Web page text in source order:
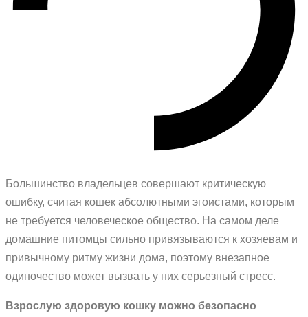
Большинство владельцев совершают критическую
ошибку, считая кошек абсолютными эгоистами, которым
не требуется человеческое общество. На самом деле
домашние питомцы сильно привязываются к хозяевам и
привычному ритму жизни дома, поэтому внезапное
одиночество может вызвать у них серьезный стресс.
Взрослую здоровую кошку можно безопасно